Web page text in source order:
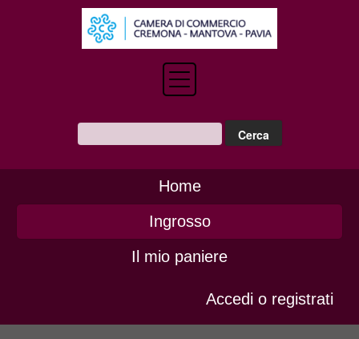
Home
Ingrosso
Il mio paniere
Accedi o registrati